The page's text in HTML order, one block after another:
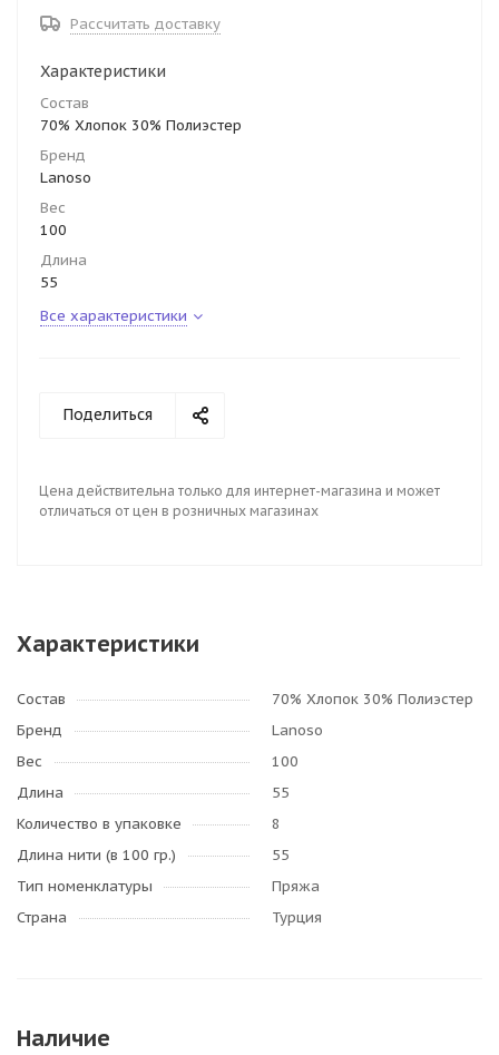
Рассчитать доставку
Характеристики
Состав
70% Хлопок 30% Полиэстер
Бренд
Lanoso
Вес
100
Длина
55
Все характеристики
Поделиться
Цена действительна только для интернет-магазина и может
отличаться от цен в розничных магазинах
Характеристики
Состав
70% Хлопок 30% Полиэстер
Бренд
Lanoso
Вес
100
Длина
55
Количество в упаковке
8
Длина нити (в 100 гр.)
55
Тип номенклатуры
Пряжа
Страна
Турция
Наличие